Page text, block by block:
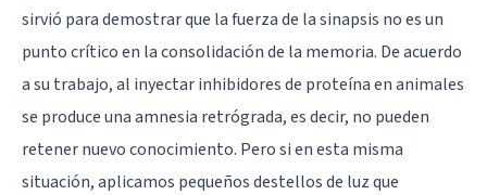
sirvió para demostrar que la fuerza de la sinapsis no es un
punto crítico en la consolidación de la memoria. De acuerdo
a su trabajo, al inyectar inhibidores de proteína en animales
se produce unaamnesia retrógrada, es decir, no pueden
retener nuevo conocimiento. Pero si en esta misma
situación, aplicamos pequeños destellos de luz que